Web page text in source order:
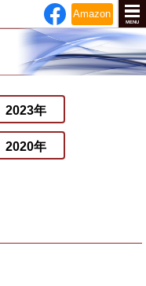
Amazon
MENU
2023年
2020年